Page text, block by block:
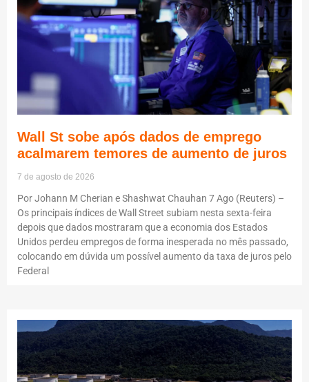
Wall St sobe após dados de emprego
acalmarem temores de aumento de juros
7 de agosto de 2026
Por Johann M Cherian e Shashwat Chauhan 7 Ago (Reuters) –
Os principais índices de Wall Street subiam nesta sexta-feira
depois que dados mostraram que a economia dos Estados
Unidos perdeu empregos de forma inesperada no mês passado,
colocando em dúvida um possível aumento da taxa de juros pelo
Federal